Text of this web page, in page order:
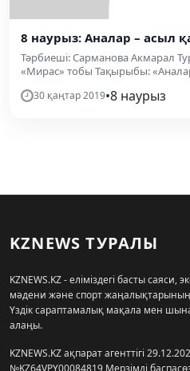
8 наурыз: Аналар – асыл
Тәрбиеші: Сарманова Акмарал
«Мирас» тобы Тақырыбы:
30 қаңтар 2019•8 наурыз
KZNEWS ТУРАЛЫ
KZNEWS.KZ - еліміздегі басты саяси,
мәдени және спорт жаңалықтарының
Үздік сараптамалық мақала мен
алаңы.
KZNEWS.KZ ақпарат агенттігі
№KZ64VPY00084819 Мерзімді